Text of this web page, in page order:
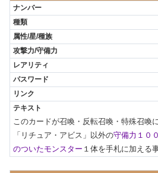
このカードが召喚・反転召喚・特殊召喚
「リチュア・アビス」以外の守備力１０
のついたモンスター １体を手札に加える